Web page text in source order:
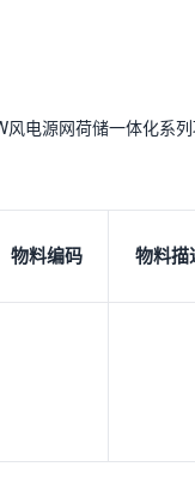
电源网荷储一体化系
物料编码 物料描